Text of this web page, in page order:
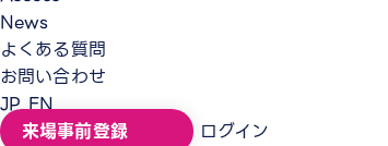
News
よくある質問
お問い合わせ
JP EN
来場事前登録
ログイン